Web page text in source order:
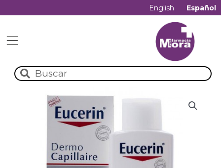
English Español